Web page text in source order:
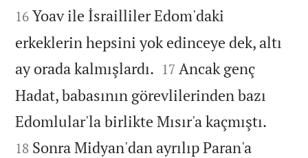
16 Yoav ile İsrailliler Edom'daki
erkeklerin hepsini yok edinceye dek, altı
ay orada kalmışlardı. 

17 Ancak genç
Hadat, babasının görevlilerinden bazı
Edomlular'la birlikte Mısır'a kaçmıştı.
18 Sonra Midyan'dan ayrılıp Paran'a